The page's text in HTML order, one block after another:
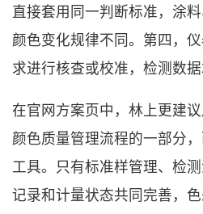
直接套用同一判断标准，涂
颜色变化规律不同。第四，
求进行核查或校准，检测数据
在官网方案页中，林上更建
颜色质量管理流程的一部分
工具。只有标准样管理、检
记录和计量状态共同完善，